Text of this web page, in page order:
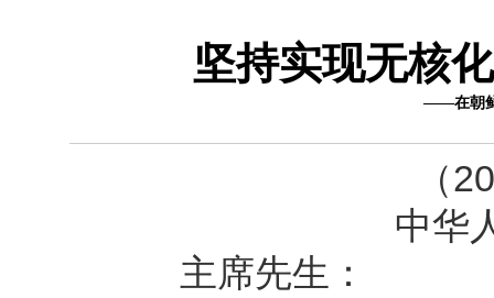
坚持实现无核
——在朝鲜
（
中华人
主席先生：